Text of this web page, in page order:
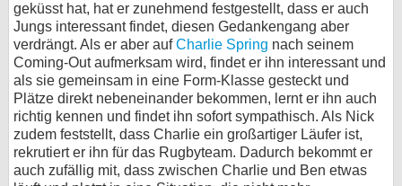
geküsst hat, hat er zunehmend festgestellt, dass er auch
Jungs interessant findet, diesen Gedankengang aber
verdrängt. Als er aber aufCharlie Spring nach seinem
Coming-Out aufmerksam wird, findet er ihn interessant und
als sie gemeinsam in eine Form-Klasse gesteckt und
Plätze direkt nebeneinander bekommen, lernt er ihn auch
richtig kennen und findet ihn sofort sympathisch. Als Nick
zudem feststellt, dass Charlie ein großartiger Läufer ist,
rekrutiert er ihn für das Rugbyteam. Dadurch bekommt er
auch zufällig mit, dass zwischen Charlie und Ben etwas
Forum
bei X
bei Facebook
Kontakt